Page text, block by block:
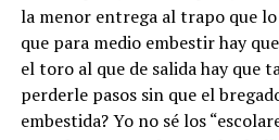
la menor entrega al trapo que
que para medio embestir hay
el toro al que de salida hay que
perderle pasos sin que el
embestida? Yo no sé los